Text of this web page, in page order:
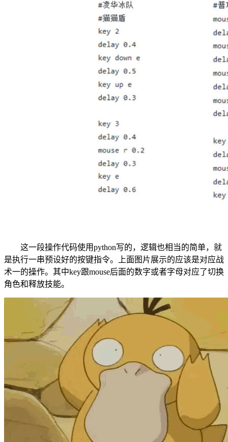
这一段操作代码使用python写的，逻辑也相当的简单，就
是执行一串预设好的按键指令。上面图片展示的应该是对应战
术一的操作。其中key跟mouse后面的数字或者字母对应了切换
角色和释放技能。